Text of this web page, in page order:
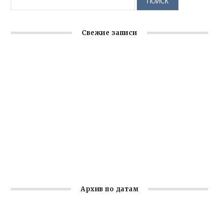
Свежие записи
Архив по датам